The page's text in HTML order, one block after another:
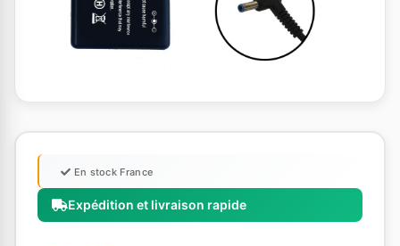
Expédition et livraison rapide
En stock France